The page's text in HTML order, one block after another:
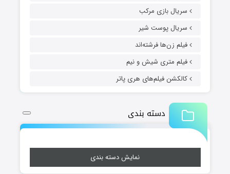
سریال بازی مرکب
سریال پوست شیر
فیلم زن‌ها فرشته‌اند
فیلم متری شیش و نیم
کالکشن فیلم‌های هری پاتر
دسته بندی
نمایش دسته بندی